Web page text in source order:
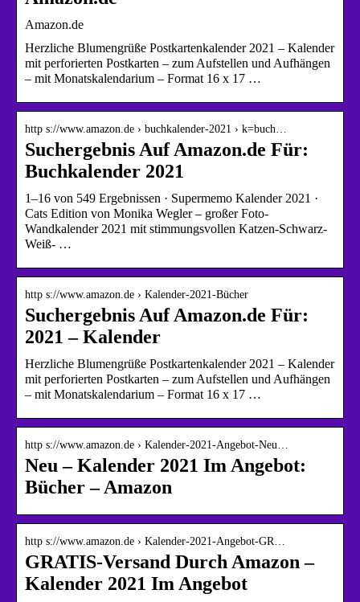
Amazon.de
Herzliche Blumengrüße Postkartenkalender 2021 – Kalender
mit perforierten Postkarten – zum Aufstellen und Aufhängen
– mit Monatskalendarium – Format 16 x 17 …
http s://www.amazon.de › buchkalender-2021 › k=buch…
Suchergebnis Auf Amazon.de Für:
Buchkalender 2021
1–16 von 549 Ergebnissen · Supermemo Kalender 2021 ·
Cats Edition von Monika Wegler – großer Foto-
Wandkalender 2021 mit stimmungsvollen Katzen-Schwarz-
Weiß- …
http s://www.amazon.de › Kalender-2021-Bücher
Suchergebnis Auf Amazon.de Für:
2021 – Kalender
Herzliche Blumengrüße Postkartenkalender 2021 – Kalender
mit perforierten Postkarten – zum Aufstellen und Aufhängen
– mit Monatskalendarium – Format 16 x 17 …
http s://www.amazon.de › Kalender-2021-Angebot-Neu…
Neu – Kalender 2021 Im Angebot:
Bücher – Amazon
http s://www.amazon.de › Kalender-2021-Angebot-GR…
GRATIS-Versand Durch Amazon –
Kalender 2021 Im Angebot